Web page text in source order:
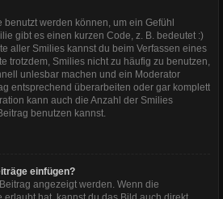
benutzt werden können, um ein Gefühl
gibt es einen kurzen Code, z. B. bedeutet :)
aller Smilies kannst du beim Verfassen eines
trotzdem, Smilies nicht zu häufig zu benutzen,
unlesbar machen und ein Moderator
entsprechend überarbeiten oder gar komplett
kann auch die Anzahl der Smilies
benutzen kannst.
einfügen?
angezeigt werden. Wenn die